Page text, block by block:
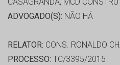
CASAGRANDA, MCD
ADVOGADO(S): NÃO HÁ
RELATOR: CONS. RONALDO
PROCESSO: TC/3395/2015